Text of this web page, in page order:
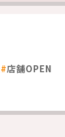
店舗OPEN